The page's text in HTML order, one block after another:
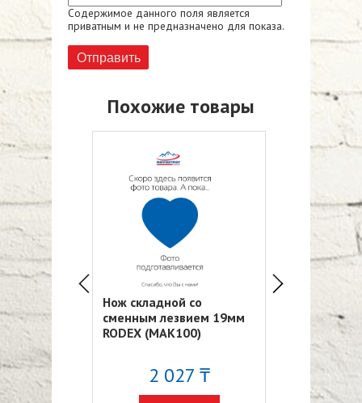
Содержимое данного поля является
приватным и не предназначено для показа.
Похожие товары
₸
Нож складной со
сменным лезвием 19мм
RODEX (MAK100)
2 027 ₸
MAK119S